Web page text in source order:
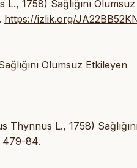
1758) Sağlığını Olumsuz
https://izlik.org/
Olumsuz Etkileyen
L., 1758)
84.